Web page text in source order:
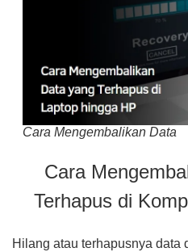
Cara Mengembalikan Data
Cara
Terhapus di
Hilang atau terhapusnya data